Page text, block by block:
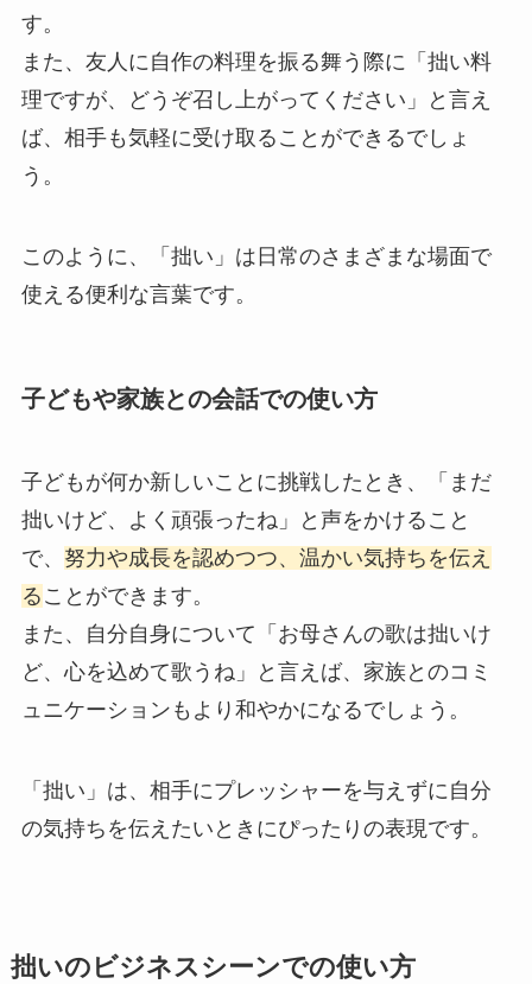
す。
また、友人に自作の料理を振る舞う際に「拙い料
理ですが、どうぞ召し上がってください」と言え
ば、相手も気軽に受け取ることができるでしょ
う。
このように、「拙い」は日常のさまざまな場面で
使える便利な言葉です。
子どもや家族との会話での使い方
子どもが何か新しいことに挑戦したとき、「まだ
拙いけど、よく頑張ったね」と声をかけること
で、 努力や成長を認めつつ、温かい気持ちを伝え
る ことができます。
また、自分自身について「お母さんの歌は拙いけ
ど、心を込めて歌うね」と言えば、家族とのコミ
ュニケーションもより和やかになるでしょう。
「拙い」は、相手にプレッシャーを与えずに自分
の気持ちを伝えたいときにぴったりの表現です。
拙いのビジネスシーンでの使い方